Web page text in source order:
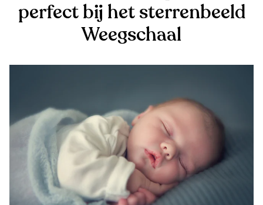
perfect bij het sterrenbeeld
Weegschaal